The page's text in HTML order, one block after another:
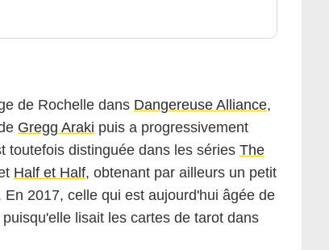
de Rochelle dans Dangereuse Alliance,
Gregg Araki puis a progressivement
toutefois distinguée dans les séries The
Half et Half, obtenant par ailleurs un petit
En 2017, celle qui est aujourd'hui âgée de
lisait les cartes de tarot dans